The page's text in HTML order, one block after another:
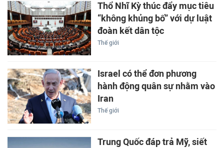
Thổ Nhĩ Kỳ thúc đẩy mục tiêu
“không khủng bố” với dự luật
đoàn kết dân tộc
Thế giới
Israel có thể đơn phương
hành động quân sự nhằm vào
Iran
Thế giới
Trung Quốc đáp trả Mỹ, siết